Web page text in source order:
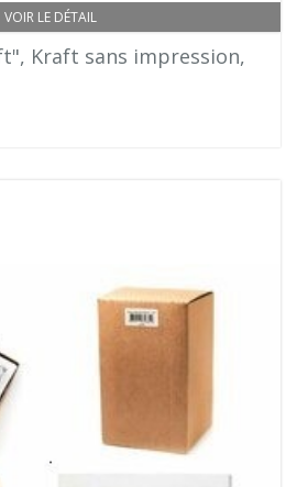
VOIR LE DÉTAIL
Kraft sans impression,